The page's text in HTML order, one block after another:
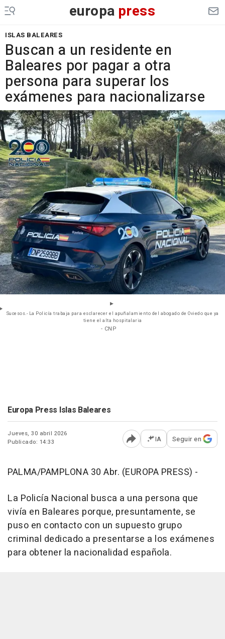
europa press
ISLAS BALEARES
Buscan a un residente en
Baleares por pagar a otra
persona para superar los
exámenes para nacionalizarse
Sucesos.- La Policía trabaja para esclarecer el apuñalamiento del abogado de Oviedo que ya
tiene el alta hospitalaria
- CNP
Europa Press Islas Baleares
Jueves, 30 abril 2026
Publicado: 14:33
Abrir opciones para
IA Seguir en
PALMA/PAMPLONA 30 Abr. (EUROPA PRESS) -
La Policía Nacional busca a una persona que
vivía en Baleares porque, presuntamente, se
puso en contacto con un supuesto grupo
criminal dedicado a presentarse a los exámenes
para obtener la nacionalidad española.